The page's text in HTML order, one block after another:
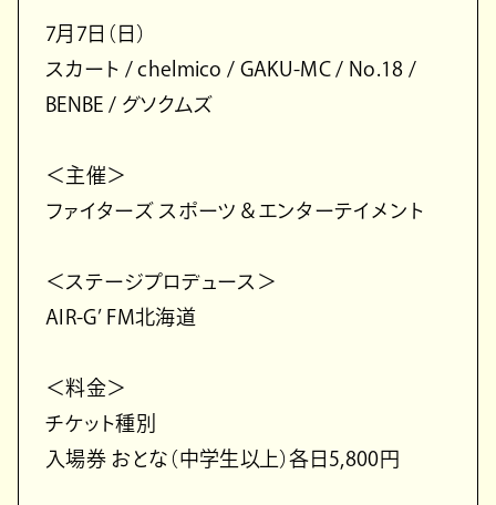
7月7日（日）
スカート / chelmico / GAKU-MC / No.18 /
BENBE / グソクムズ
＜主催＞
ファイターズ スポーツ＆エンターテイメント
＜ステージプロデュース＞
AIR-G’ FM北海道
＜料金＞
チケット種別
入場券 おとな（中学生以上）各日5,800円